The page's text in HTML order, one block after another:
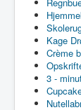
Kage
Crème
3 -